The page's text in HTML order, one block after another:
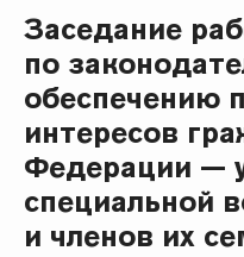
Заседание
по
обеспечению
интересов
Федерации —
специальной
и членов их